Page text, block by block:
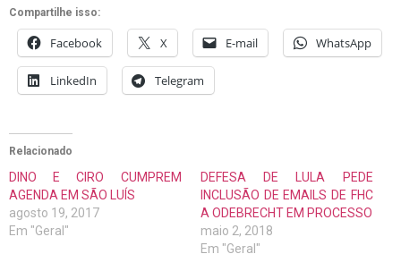
Compartilhe isso:
Facebook X E-mail WhatsApp
LinkedIn Telegram
Relacionado
DINO E CIRO CUMPREM
AGENDA EM SÃO LUÍS
agosto 19, 2017
Em "Geral"
DEFESA DE LULA PEDE
INCLUSÃO DE EMAILS DE FHC
A ODEBRECHT EM PROCESSO
maio 2, 2018
Em "Geral"